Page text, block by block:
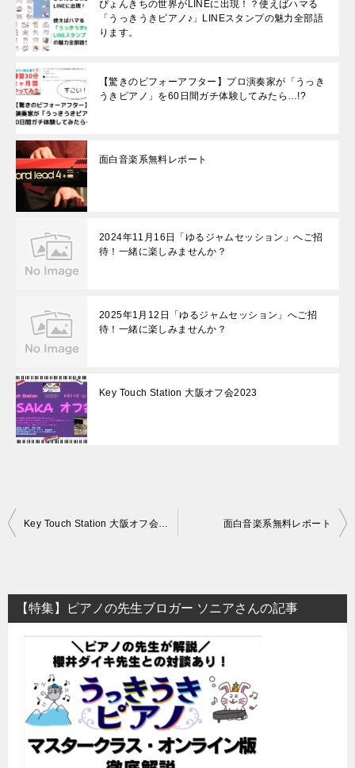
ぴょんきちの世界がLINEに出現！？使えばハマる
「うっきうきピアノ♪」LINEスタンプの魅力全部語
ります。
【驚きのビフォーアフター】プロ演奏家が「うっき
うきピアノ」を60日間ガチ体験してみたら…!?
面白音楽系無料レポート
2024年11月16日「ゆるジャムセッション」へご招
待！一緒に楽しみませんか？
2025年1月12日「ゆるジャムセッション」へご招
待！一緒に楽しみませんか？
Key Touch Station 大阪オフ会2023
投
ビ
ゲ
Key Touch Station 大阪オフ会2023 面白音楽系無料レポート
【特集】ピアノの先生ブロガー ソニアさんの記事